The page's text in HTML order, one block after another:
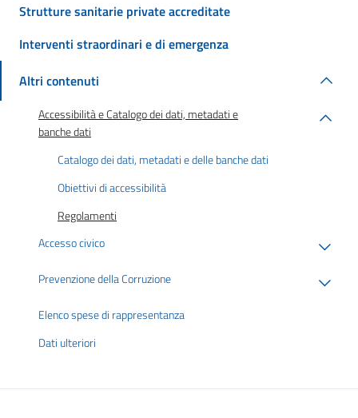
Strutture sanitarie private accreditate
Interventi straordinari e di emergenza
Altri contenuti
Accessibilità e Catalogo dei dati, metadati e
banche dati
Catalogo dei dati, metadati e delle banche dati
Obiettivi di accessibilità
Regolamenti
Accesso civico
Prevenzione della Corruzione
Elenco spese di rappresentanza
Dati ulteriori